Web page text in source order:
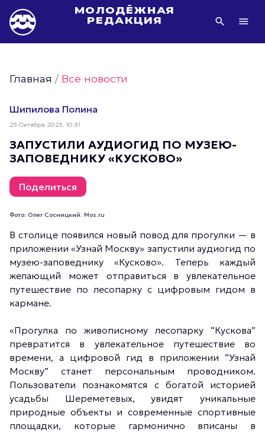
МОЛОДЁЖНАЯ
РЕДАКЦИЯ
Фото Молодёжи Москвы
Фотогалереи Молодёжи Москвы
Статьи Молодёжи Москвы
Молодёжь Москвы культурная
Молодёжь Москвы спортивная
Молодёжь Москвы в движении
Молодёжь Москвы здоровая
Молодёжь Москвы профессиональная
Молодёжь Москвы туристическая
Все новости
Главная /Все новости
Шипилова Полина
25 Октября 2025, 10:31
ЗАПУСТИЛИ АУДИОГИД ПО МУЗЕЮ-
ЗАПОВЕДНИКУ «КУСКОВО»
Поделиться
Фото: Олег Сосницкий. Mos.ru
В столице появился новый повод для прогулки — в
приложении «Узнай Москву» запустили аудиогид по
музею-заповеднику «Кусково». Теперь каждый
желающий может отправиться в увлекательное
путешествие по лесопарку с цифровым гидом в
кармане.
«Прогулка по живописному лесопарку “Кускова”
превратится в увлекательное путешествие во
времени, а цифровой гид в приложении “Узнай
Москву” станет персональным проводником.
Пользователи познакомятся с богатой историей
усадьбы Шереметевых, увидят уникальные
природные объекты и современные спортивные
площадки, которые гармонично вписаны в